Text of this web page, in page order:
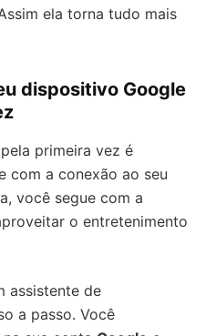
ela torna tudo mais
dispositivo Google
primeira vez é
com a conexão ao seu
você segue com a
o entretenimento
assistente de
a passo. Você